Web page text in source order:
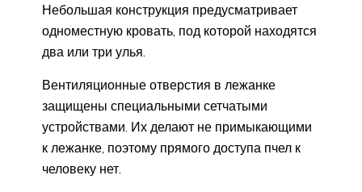
Небольшая конструкция предусматривает
одноместную кровать, под которой находятся
два или три улья.
Вентиляционные отверстия в лежанке
защищены специальными сетчатыми
устройствами. Их делают не примыкающими
к лежанке, поэтому прямого доступа пчел к
человеку нет.